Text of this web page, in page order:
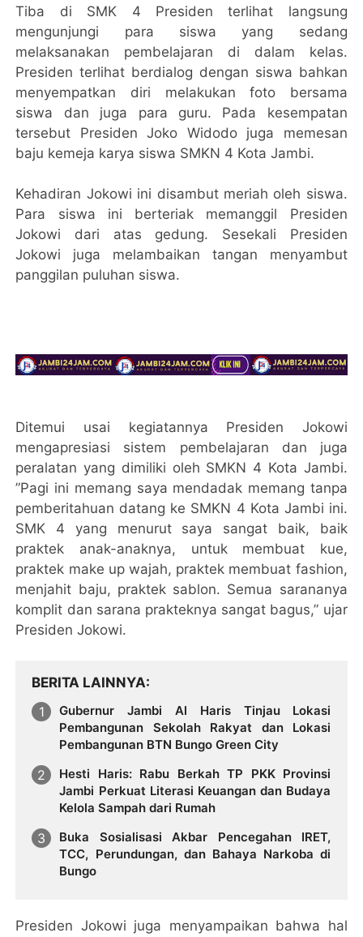
Tiba di SMK 4 Presiden terlihat langsung
mengunjungi para siswa yang sedang
melaksanakan pembelajaran di dalam kelas.
Presiden terlihat berdialog dengan siswa bahkan
menyempatkan diri melakukan foto bersama
siswa dan juga para guru. Pada kesempatan
tersebut Presiden Joko Widodo juga memesan
baju kemeja karya siswa SMKN 4 Kota Jambi.
Kehadiran Jokowi ini disambut meriah oleh siswa.
Para siswa ini berteriak memanggil Presiden
Jokowi dari atas gedung. Sesekali Presiden
Jokowi juga melambaikan tangan menyambut
panggilan puluhan siswa.
Ditemui usai kegiatannya Presiden Jokowi
mengapresiasi sistem pembelajaran dan juga
peralatan yang dimiliki oleh SMKN 4 Kota Jambi.
”Pagi ini memang saya mendadak memang tanpa
pemberitahuan datang ke SMKN 4 Kota Jambi ini.
SMK 4 yang menurut saya sangat baik, baik
praktek anak-anaknya, untuk membuat kue,
praktek make up wajah, praktek membuat fashion,
menjahit baju, praktek sablon. Semua sarananya
komplit dan sarana prakteknya sangat bagus,” ujar
Presiden Jokowi.
BERITA LAINNYA
Gubernur Jambi Al Haris Tinjau Lokasi
Pembangunan Sekolah Rakyat dan Lokasi
Pembangunan BTN Bungo Green City
Hesti Haris: Rabu Berkah TP PKK Provinsi
Jambi Perkuat Literasi Keuangan dan Budaya
Kelola Sampah dari Rumah
Buka Sosialisasi Akbar Pencegahan IRET,
TCC, Perundungan, dan Bahaya Narkoba di
Bungo
Presiden Jokowi juga menyampaikan bahwa hal